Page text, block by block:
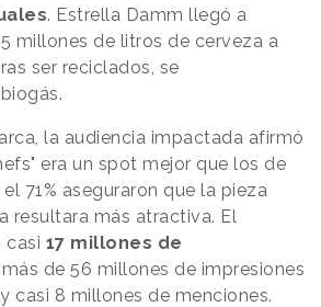
. Estrella Damm llegó a
millones de litros de cerveza a
ser reciclados, se
la audiencia impactada afirmó
era un spot mejor que los de
71% aseguraron que la pieza
resultara más atractiva. El
casi 17 millones de
más de 56 millones de impresiones
casi 8 millones de menciones.